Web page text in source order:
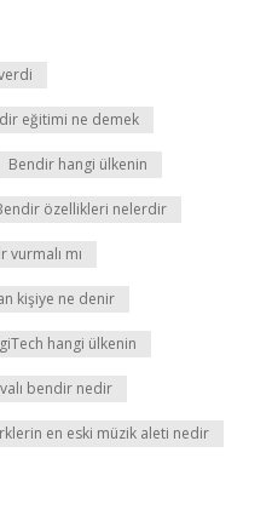
eğitimi ne demek
Bendir hangi ülkenin
özellikleri nelerdir
vurmalı mı
kişiye ne denir
hangi ülkenin
bendir nedir
en eski müzik aleti nedir